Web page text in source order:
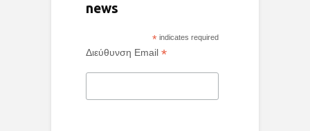
news
* indicates required
Διεύθυνση Email *